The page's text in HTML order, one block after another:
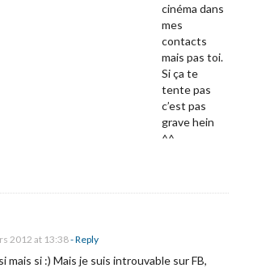
cinéma dans
mes
contacts
mais pas toi.
Si ça te
tente pas
c’est pas
grave hein
^^
2012 at 13:38- Reply
mais si :) Mais je suis introuvable sur FB,